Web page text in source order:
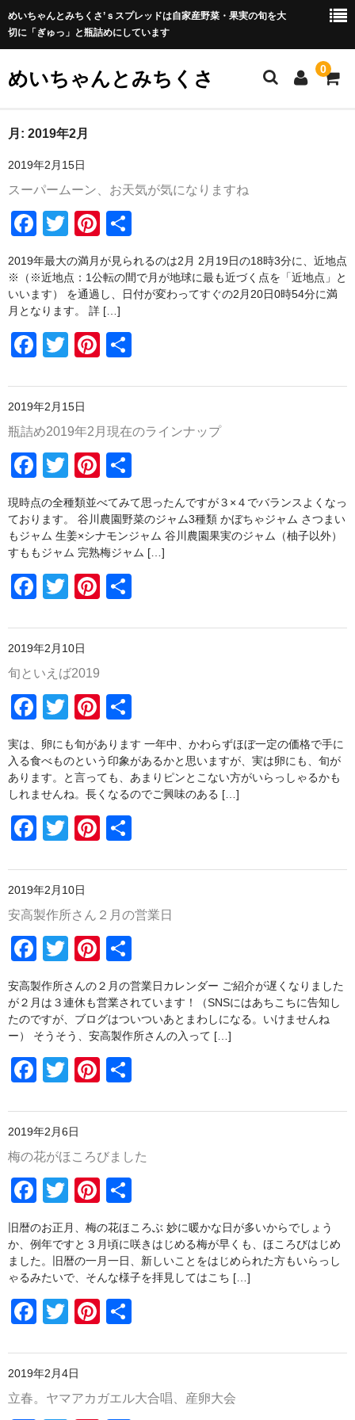
めいちゃんとみちくさ’ｓスプレッドは自家産野菜・果実の旬を大
切に「ぎゅっ」と瓶詰めにしています
めいちゃんとみちくさ 0
ホーム
めいちゃんとみちくさブログ
ABOUT
屋号の由来
瓶詰めについて
野菜セットについて
野菜セットの包装・梱包について
瓶詰め
谷川農園産果実のジャム
谷川農園産野菜のジャム
愛媛の柑橘シリーズ
谷川農園産野菜のチャツネ
ピクルス
野菜セット
野菜セットの包装・梱包について
送料込みパック
書籍
豆皿
白磁動物豆皿
野菜豆皿
豆鉢
ブローチ
同梱におすすめ
商品一覧
お支払方法・配送方法・送料について
会員ログインページ
お問い合わせ
送料について
月: 2019年2月
2019年2月15日
スーパームーン、お天気が気になりますね
F
a
c
e
b
o
k
T
wi
tt
er
Pi
nt
er
e
st
有
2019年最大の満月が見られるのは2月 2月19日の18時3分に、近地点
※（※近地点：1公転の間で月が地球に最も近づく点を「近地点」と
いいます） を通過し、日付が変わってすぐの2月20日0時54分に満
月となります。 詳 […]
F
c
e
b
o
o
k
T
tt
er
Pi
er
e
st
2019年2月15日
瓶詰め2019年2月現在のラインナップ
F
c
e
b
o
k
T
wi
tt
er
Pi
er
e
st
有
現時点の全種類並べてみて思ったんですが３×４でバランスよくなっ
ております。 谷川農園野菜のジャム3種類 かぼちゃジャム さつまい
もジャム 生姜×シナモンジャム 谷川農園果実のジャム（柚子以外）
すももジャム 完熟梅ジャム […]
F
c
e
b
o
o
k
T
tt
er
Pi
er
st
2019年2月10日
旬といえば2019
F
a
c
e
b
o
k
T
wi
tt
er
Pi
nt
er
e
st
有
実は、卵にも旬があります 一年中、かわらずほぼ一定の価格で手に
入る食べものという印象があるかと思いますが、実は卵にも、旬が
あります。と言っても、あまりピンとこない方がいらっしゃるかも
しれませんね。長くなるのでご興味のある […]
F
c
e
b
o
o
k
T
tt
er
Pi
er
e
st
2019年2月10日
安高製作所さん２月の営業日
F
a
c
e
b
o
k
T
tt
er
Pi
nt
er
e
st
有
安高製作所さんの２月の営業日カレンダー ご紹介が遅くなりました
が２月は３連休も営業されています！（SNSにはあちこちに告知し
たのですが、ブログはついついあとまわしになる。いけませんね
ー） そうそう、安高製作所さんの入って […]
F
c
e
b
o
o
k
T
tt
er
Pi
er
e
st
2019年2月6日
梅の花がほころびました
F
c
e
b
o
k
T
wi
tt
er
Pi
nt
er
e
st
旧暦のお正月、梅の花ほころぶ 妙に暖かな日が多いからでしょう
か、例年ですと３月頃に咲きはじめる梅が早くも、ほころびはじめ
ました。旧暦の一月一日、新しいことをはじめられた方もいらっし
ゃるみたいで、そんな様子を拝見してはこち […]
F
c
e
b
T
tt
er
Pi
er
e
st
2019年2月4日
立春。ヤマアカガエル大合唱、産卵大会